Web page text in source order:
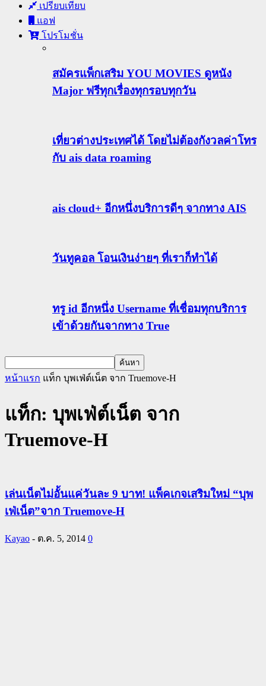
เปรียบเทียบ
แอฟ
โปรโมชั่น
สมัครแพ็กเสริม YOU MOVIES ดูหนัง
Major ฟรีทุกเรื่องทุกรอบทุกวัน
เที่ยวต่างประเทศได้ โดยไม่ต้องกังวลค่าโทร
กับ ais data roaming
ais cloud+ อีกหนึ่งบริการดีๆ จากทาง AIS
วันทูคอล โอนเงินง่ายๆ ที่เราก็ทำได้
ทรู id อีกหนึ่ง Username ที่เชื่อมทุกบริการ
เข้าด้วยกันจากทาง True
หน้าแรก แท็ก บุพเฟ่ต์เน็ต จาก Truemove-H
แท็ก: บุพเฟ่ต์เน็ต จาก
Truemove-H
เล่นเน็ตไม่อั้นแค่วันละ 9 บาท! แพ็คเกจเสริมใหม่ “บุพ
เฟ่เน็ต”จาก Truemove-H
Kayao - ต.ค. 5, 2014 0